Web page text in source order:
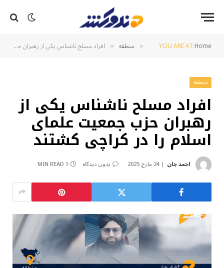
YOU ARE AT:Home
» منطقه » افراد مسلح ناشناس یکی از رهبران حزب جمعیت علمای اسلام را در کراچی کشتند
منطقه
افراد مسلح ناشناس یکی از
رهبران حزب جمعیت علمای
اسلام را در کراچی کشتند
احمد جان 24 مارچ 2025 بدون دیدگاه 1 MIN READ